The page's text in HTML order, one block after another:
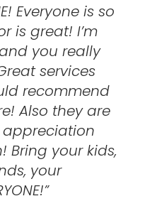
Everyone is so
is great! I’m
you really
services
recommend
Also they are
Bring your kids,
your